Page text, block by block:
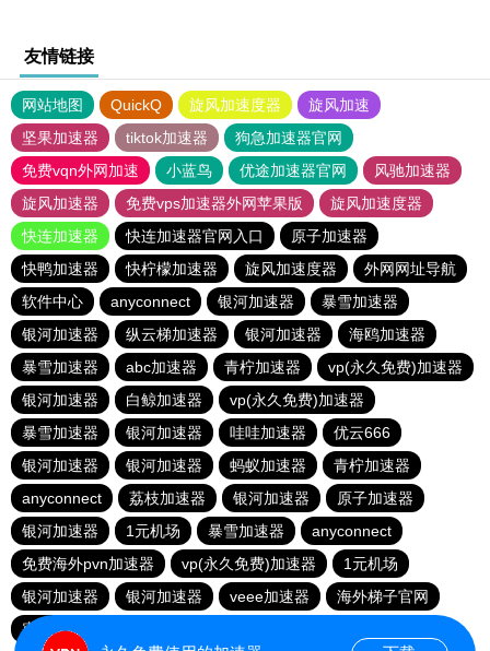
友情链接
网站地图 QuickQ 旋风加速度器
旋风加速
坚果加速器
tiktok加速器
狗急加速器官网
免费vqn外网加速
小蓝鸟 优途加速器官网
风驰加速器
旋风加速器
免费vps加速器外网苹果版
旋风加速度器
快连加速器
快连加速器官网入口
原子加速器
快鸭加速器
快柠檬加速器 旋风加速度器
外网网址导航
软件中心
anyconnect 银河加速器
暴雪加速器
银河加速器
纵云梯加速器 银河加速器
海鸥加速器
暴雪加速器
abc加速器 青柠加速器
vp(永久免费)加速器
银河加速器
白鲸加速器
vp(永久免费)加速器
暴雪加速器
银河加速器 哇哇加速器
优云666
银河加速器
银河加速器 蚂蚁加速器
青柠加速器
anyconnect
荔枝加速器 银河加速器
原子加速器
银河加速器
1元机场 暴雪加速器
anyconnect
免费海外pvn加速器
vp(永久免费)加速器
1元机场
银河加速器
银河加速器 veee加速器
海外梯子官网
蜜蜂加速器